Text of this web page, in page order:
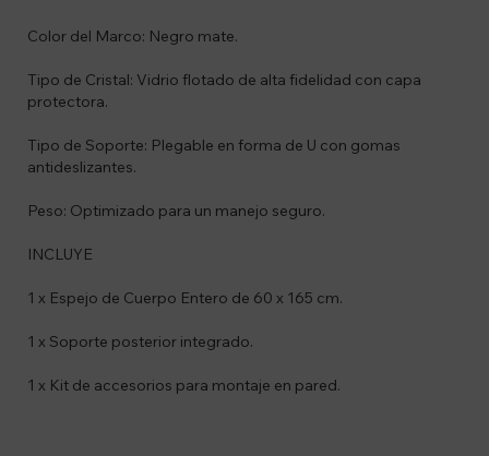
Color del Marco: Negro mate.
Tipo de Cristal: Vidrio flotado de alta fidelidad con capa
protectora.
Tipo de Soporte: Plegable en forma de U con gomas
antideslizantes.
Peso: Optimizado para un manejo seguro.
INCLUYE
1 x Espejo de Cuerpo Entero de 60 x 165 cm.
1 x Soporte posterior integrado.
1 x Kit de accesorios para montaje en pared.